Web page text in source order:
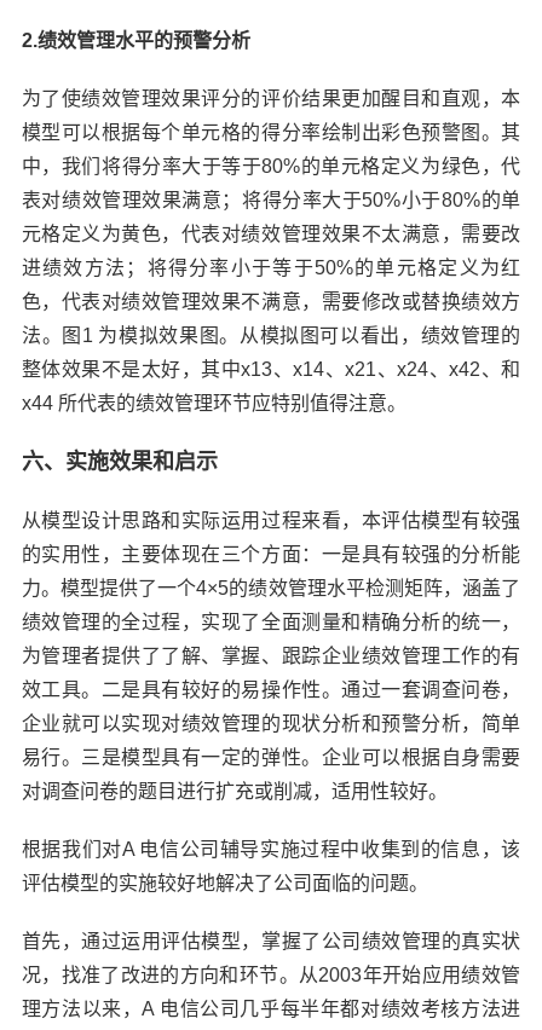
2.绩效管理水平的预警分析
为了使绩效管理效果评分的评价结果更加醒目和直观，本
模型可以根据每个单元格的得分率绘制出彩色预警图。其
中，我们将得分率大于等于80%的单元格定义为绿色，代
表对绩效管理效果满意；将得分率大于50%小于80%的单
元格定义为黄色，代表对绩效管理效果不太满意，需要改
进绩效方法；将得分率小于等于50%的单元格定义为红
色，代表对绩效管理效果不满意，需要修改或替换绩效方
法。图1 为模拟效果图。从模拟图可以看出，绩效管理的
整体效果不是太好，其中x13、x14、x21、x24、x42、和
x44 所代表的绩效管理环节应特别值得注意。
六、实施效果和启示
从模型设计思路和实际运用过程来看，本评估模型有较强
的实用性，主要体现在三个方面：一是具有较强的分析能
力。模型提供了一个4×5的绩效管理水平检测矩阵，涵盖了
绩效管理的全过程，实现了全面测量和精确分析的统一，
为管理者提供了了解、掌握、跟踪企业绩效管理工作的有
效工具。二是具有较好的易操作性。通过一套调查问卷，
企业就可以实现对绩效管理的现状分析和预警分析，简单
易行。三是模型具有一定的弹性。企业可以根据自身需要
对调查问卷的题目进行扩充或削减，适用性较好。
根据我们对A 电信公司辅导实施过程中收集到的信息，该
评估模型的实施较好地解决了公司面临的问题。
首先，通过运用评估模型，掌握了公司绩效管理的真实状
况，找准了改进的方向和环节。从2003年开始应用绩效管
理方法以来，A 电信公司几乎每半年都对绩效考核方法进